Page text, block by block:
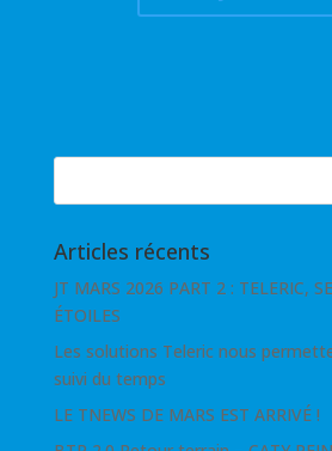
Articles récents
JT MARS 2026 PART 2 : TELERIC,
ÉTOILES
Les solutions Teleric nous
suivi du temps
LE TNEWS DE MARS EST ARRIVÉ !